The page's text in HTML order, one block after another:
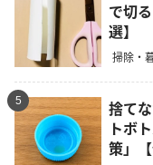
で切
選】
掃除・
5
捨て
トボ
策」